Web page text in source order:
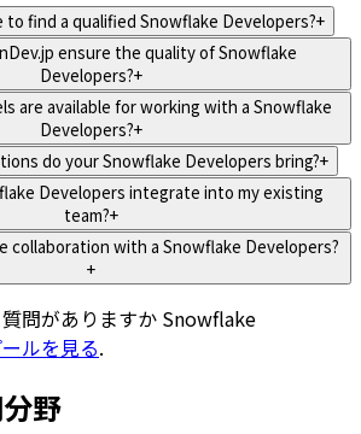
find a qualified Snowflake Developers?+
ensure the quality of Snowflake
Developers?+
are available for working with a Snowflake
Developers?+
do your Snowflake Developers bring?+
Developers integrate into my existing
team?+
collaboration with a Snowflake Developers?
+
問がありますか Snowflake
ルを見る.
野